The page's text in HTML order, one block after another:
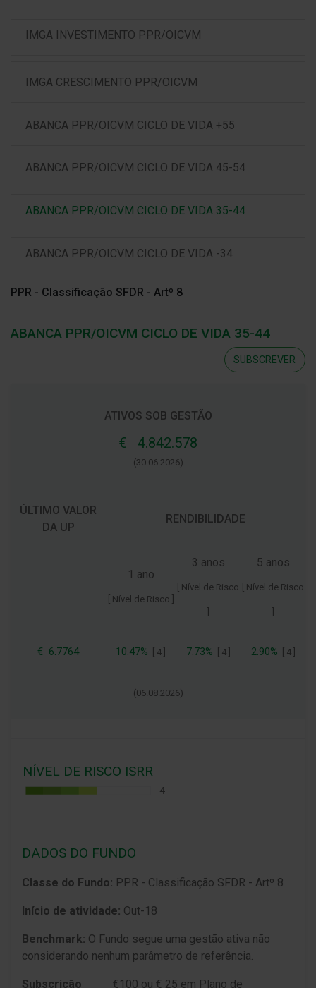
IMGA INVESTIMENTO PPR/OICVM
IMGA CRESCIMENTO PPR/OICVM
ABANCA PPR/OICVM CICLO DE VIDA +55
ABANCA PPR/OICVM CICLO DE VIDA 45-54
ABANCA PPR/OICVM CICLO DE VIDA 35-44
ABANCA PPR/OICVM CICLO DE VIDA -34
PPR - Classificação SFDR - Artº 8
ABANCA PPR/OICVM CICLO DE VIDA 35-44
SUBSCREVER
ATIVOS SOB GESTÃO
€ 4.842.578
(30.06.2026)
ÚLTIMO VALOR
DA UP
RENDIBILIDADE
1 ano
[ Nível de Risco ]
3 anos
[ Nível de Risco
5 anos
[ Nível de Risco
€ 6.7764 10.47% 4 7.73% 4] 2.90% 4]
(06.08.2026)
NÍVEL DE RISCO ISRR
DADOS DO FUNDO
Classe do Fundo: PPR - Classificação SFDR - Artº 8
Início de atividade: Out-18
Benchmark: O Fundo segue uma gestão ativa não
considerando nenhum parâmetro de referência.
Subscrição €100 ou € 25 em Plano de